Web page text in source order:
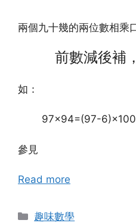
兩個九十幾的兩位數相乘
前數減後補
如：
97×94=(97-
參見
Read more
Categories
趣味數學